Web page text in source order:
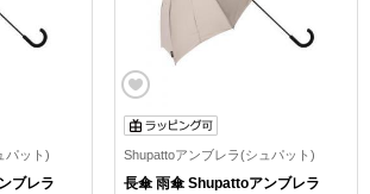
パット)
ブレラ
Shupattoアンブレラ(シュパット)
長傘 雨傘 Shupattoアンブレラ